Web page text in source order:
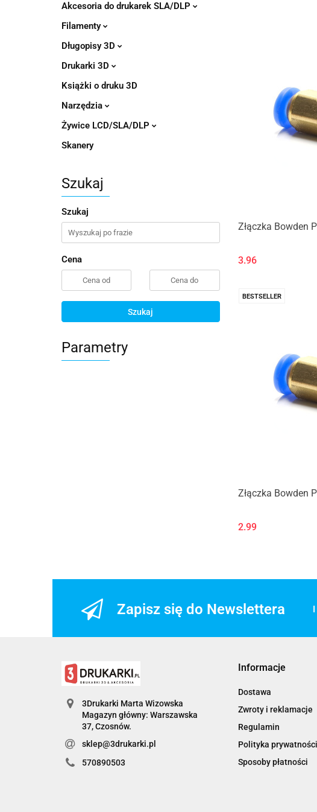
Akcesoria do drukarek SLA/DLP
Filamenty
Długopisy 3D
Drukarki 3D
Książki o druku 3D
Narzędzia
Żywice LCD/SLA/DLP
Skanery
Szukaj
Szukaj
Cena
Szukaj
Parametry
Produkt
Złączka Bowden
3.96
BESTSELLER
Produkt
Złączka Bowden
2.99
Zapisz się do Newslettera
3Drukarki Marta Wizowska
Magazyn główny: Warszawska
sklep@3drukarki.pl
570890503
Informacje
Dostawa
Zwroty i reklamacje
Regulamin
Polityka prywatności
Sposoby płatności